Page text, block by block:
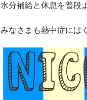
水分補給と休息を普段
みなさまも熱中症には